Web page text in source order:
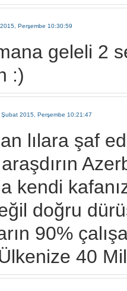
Perşembe 10:30:59
geleli 2
:)
Şubat 2015, Perşembe 10:21:47
lılara şaf
kendi
doğru
90%
40